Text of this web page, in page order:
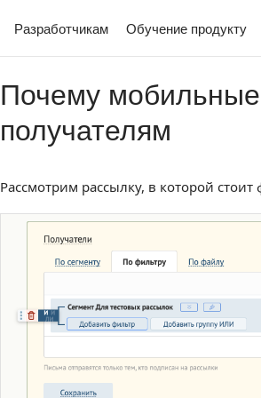
Разработчикам Обучение продукту
Почему
получателям
Рассмотрим рассылку, в которой стоит